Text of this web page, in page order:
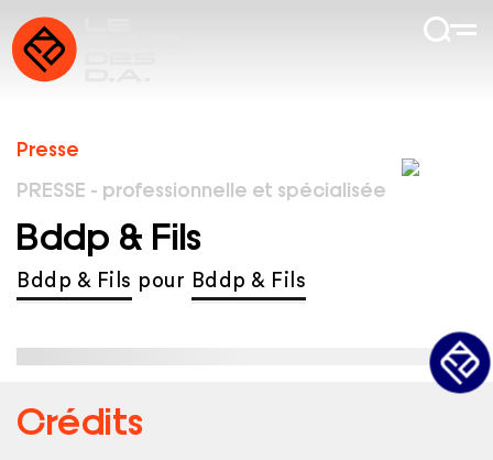
Presse
PRESSE - professionnelle et spécialisée
Bddp & Fils
Bddp & Fils pour Bddp & Fils
Crédits